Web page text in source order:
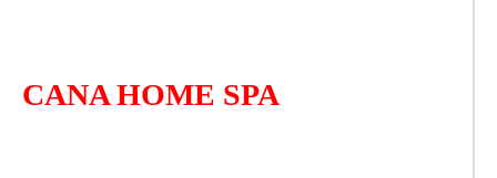
CANA HOME SPA